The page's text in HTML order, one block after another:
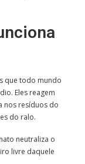
que todo mundo
Eles reagem
nos resíduos do
do ralo.
neutraliza o
livre daquele